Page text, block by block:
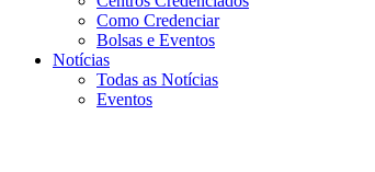
Como Credenciar
Bolsas e Eventos
Notícias
Todas as Notícias
Eventos